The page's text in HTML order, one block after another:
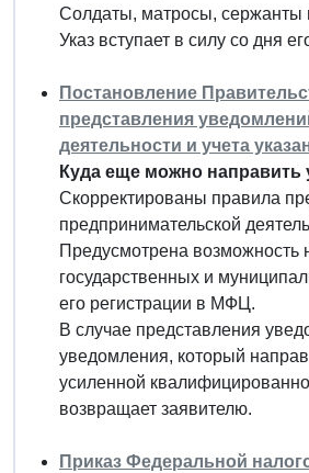
Солдаты, матросы, сержанты
Указ вступает в силу со дня
Постановление
представления
деятельности и учета
Куда еще можно направить
Скорректированы правила
предпринимательской
Предусмотрена возможность
государственных и
его регистрации в МФЦ.
В случае представления
уведомления, который
усиленной
возвращает заявителю.
Приказ Федеральной